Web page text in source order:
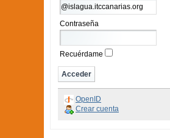
Contraseña
Recuérdame
OpenID
Crear cuenta